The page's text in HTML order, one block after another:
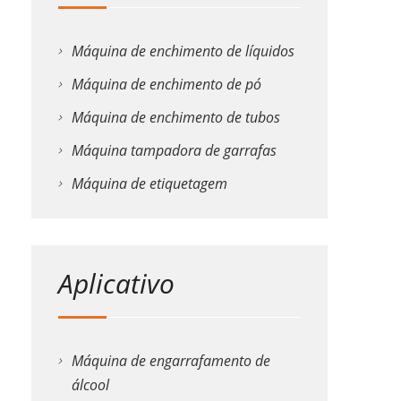
Máquina de enchimento de líquidos
Máquina de enchimento de pó
Máquina de enchimento de tubos
Máquina tampadora de garrafas
Máquina de etiquetagem
Aplicativo
Máquina de engarrafamento de
álcool